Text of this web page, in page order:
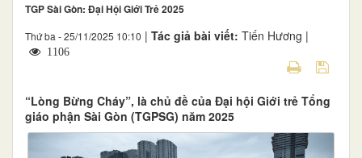
TGP Sài Gòn: Đại Hội Giới Trẻ 2025
Thứ ba - 25/11/2025 10:10 | Tác giả bài viết: Tiến Hương |
1106
“Lòng Bừng Cháy”, là chủ đề của Đại hội Giới trẻ Tổng
giáo phận Sài Gòn (TGPSG) năm 2025